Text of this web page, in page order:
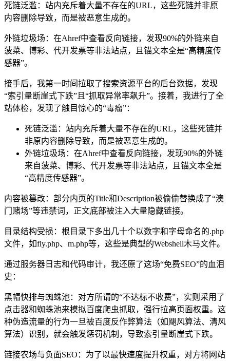
死链泛滥：站内充斥着大量不存在的URL，这些死链并非原
内容删除导致，而是被恶意生成的。
外链垃圾场：在Ahref中查看反向链接，发现90%的外链来自
菠菜、博彩、代开发票等非法站点，且锚文本全是“高精度传
感器”。
接手后，我第一时间拉取了搜索资源平台的后台数据，发现
“索引量断崖式下跌”且“抓取异常率飙升”。接着，我进行了全
站体检，发现了触目惊心的“毒瘤”：
死链泛滥：站内充斥着大量不存在的URL，这些死链并
非原内容删除导致，而是被恶意生成的。
外链垃圾场：在Ahref中查看反向链接，发现90%的外链
来自菠菜、博彩、代开发票等非法站点，且锚文本全是
“高精度传感器”。
内容被篡改：部分内页的Title和Description被偷偷替换成了“澳
门赌场”等违禁词，正文底部被注入大量隐藏链接。
目录结构受损：根目录下多出几十个以数字和字母命名的.php
文件，如fly.php、m.php等，这些是典型的Webshell木马文件。
通过服务器日志和代码审计，我还原了这场“免费SEO”的血泪
史：
黑帽快排与蜘蛛池：对方所谓的“不达标不收费”，实则采用了
点击器和蜘蛛池来模拟百度爬虫抓取，强行拉高页面权重。这
种伪造流量的行为一旦被百度反作弊算法（如飓风算法、清风
算法）识别，就会触发惩罚机制，导致索引量断崖式下跌。
链接农场与负面SEO：为了以最快速度提升权重，对方将网站